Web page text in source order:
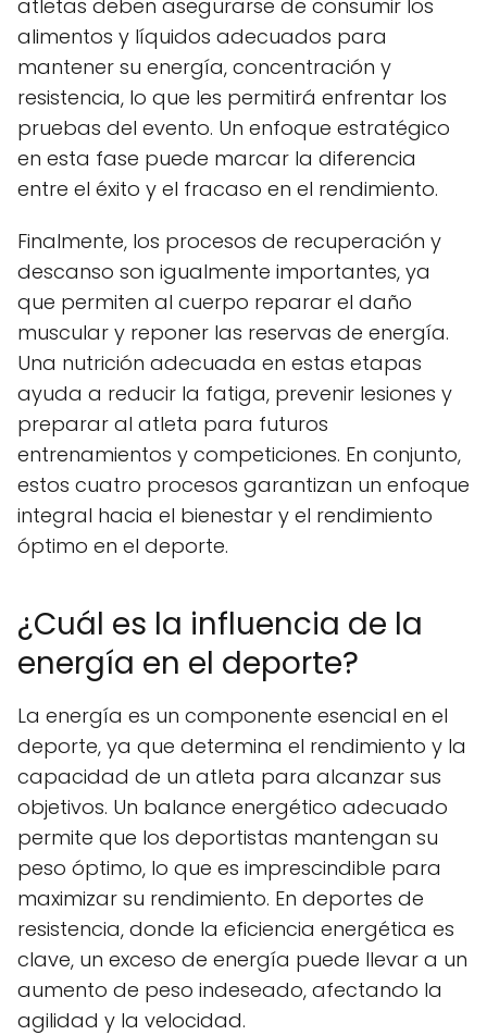
atletas deben asegurarse de consumir los
alimentos y líquidos adecuados para
mantener su energía, concentración y
resistencia, lo que les permitirá enfrentar los
pruebas del evento. Un enfoque estratégico
en esta fase puede marcar la diferencia
entre el éxito y el fracaso en el rendimiento.
Finalmente, los procesos de recuperación y
descanso son igualmente importantes, ya
que permiten al cuerpo reparar el daño
muscular y reponer las reservas de energía.
Una nutrición adecuada en estas etapas
ayuda a reducir la fatiga, prevenir lesiones y
preparar al atleta para futuros
entrenamientos y competiciones. En conjunto,
estos cuatro procesos garantizan un enfoque
integral hacia el bienestar y el rendimiento
óptimo en el deporte.
¿Cuál es la influencia de la
energía en el deporte?
La energía es un componente esencial en el
deporte, ya que determina el rendimiento y la
capacidad de un atleta para alcanzar sus
objetivos. Un balance energético adecuado
permite que los deportistas mantengan su
peso óptimo, lo que es imprescindible para
maximizar su rendimiento. En deportes de
resistencia, donde la eficiencia energética es
clave, un exceso de energía puede llevar a un
aumento de peso indeseado, afectando la
agilidad y la velocidad.